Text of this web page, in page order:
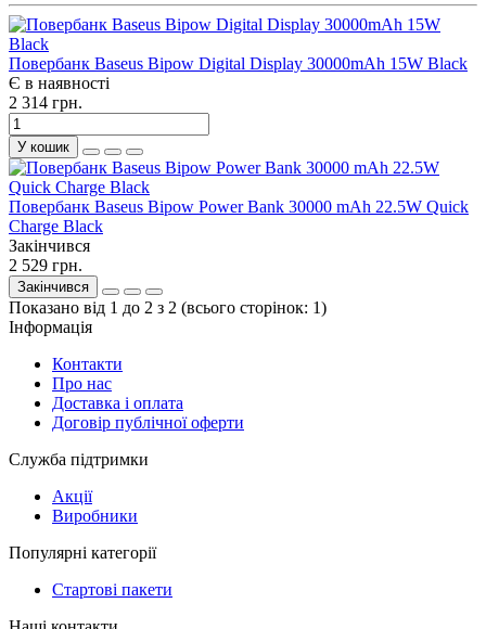
Повербанк Baseus Bipow Digital Display 30000mAh 15W Black
Є в наявності
2 314 грн.
У кошик
Повербанк Baseus Bipow Power Bank 30000 mAh 22.5W Quick
Charge Black
Закінчився
2 529 грн.
Закінчився
Показано від 1 до 2 з 2 (всього сторінок: 1)
Інформація
Контакти
Про нас
Доставка і оплата
Договір публічної оферти
Служба підтримки
Акції
Виробники
Популярні категорії
Стартові пакети